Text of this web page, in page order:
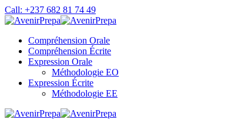
Skip
to
Call: +237 682 81 74 49
Compréhension Orale
Compréhension Écrite
Expression Orale
Méthodologie EO
Expression Écrite
Méthodologie EE